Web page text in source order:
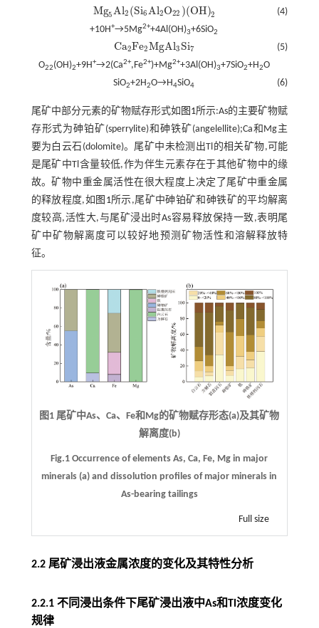
(4)
Mg5Al2 (Si6Al2O22 )(OH)2
Mg5Al2(Si6Al2O22)(O H)2
+10H+→5Mg2++4Al(OH)3+6SiO2
(5)
Ca2Fe2MgAl3Si7
Ca2Fe 2MgAl3Si7
O22(OH)2+9H+→2(Ca2+,Fe2+)+Mg2++3Al(OH)3+7SiO2+H2O
(6)
SiO2+2H2O→H4SiO4
尾矿中部分元素的矿物赋存形式如 图1所示:As的主要矿物赋
存形式为砷铂矿(sperrylite)和砷铁矿(angelellite);Ca和Mg主
要为白云石(dolomite)。尾矿中未检测出Tl的相关矿物,可能
是尾矿中Tl含量较低,作为伴生元素存在于其他矿物中的缘
故。矿物中重金属活性在很大程度上决定了尾矿中重金属
的释放程度,如 图1所示,尾矿中砷铂矿和砷铁矿的平均解离
度较高,活性大,与尾矿浸出时As容易释放保持一致,表明尾
矿中矿物解离度可以较好地预测矿物活性和溶解释放特
征。
图1 尾矿中As、Ca、Fe和Mg的矿物赋存形态(a)及其矿物
解离度(b)
Fig.1 Occurrence of elements As, Ca, Fe, Mg in major
minerals (a) and dissolution profiles of major minerals in
As-bearing tailings
Full size
2.2 尾矿浸出液金属浓度的变化及其特性分析
2.2.1 不同浸出条件下尾矿浸出液中As和Tl浓度变化
规律